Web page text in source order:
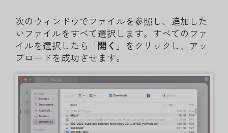
次のウィンドウでファイルを参照し、追加した
いファイルをすべて選択します。すべてのファ
イルを選択したら「開く 」をクリックし、アッ
プロードを成功させます。